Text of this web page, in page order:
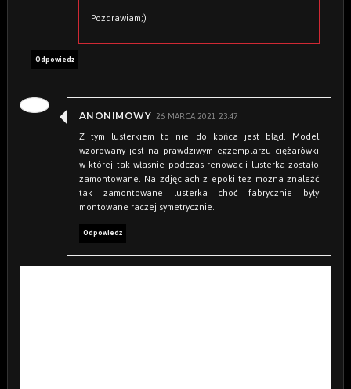
Pozdrawiam;)
Odpowiedz
ANONIMOWY 26 MARCA 2021 23:47
Z tym lusterkiem to nie do końca jest błąd. Model
wzorowany jest na prawdziwym egzemplarzu ciężarówki
w której tak własnie podczas renowacji lusterka zostało
zamontowane. Na zdjęciach z epoki też można znaleźć
tak zamontowane lusterka choć fabrycznie były
montowane raczej symetrycznie.
Odpowiedz